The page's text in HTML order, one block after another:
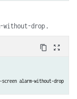
without-drop .
content_copy zoom_out_map
alarm-without-drop